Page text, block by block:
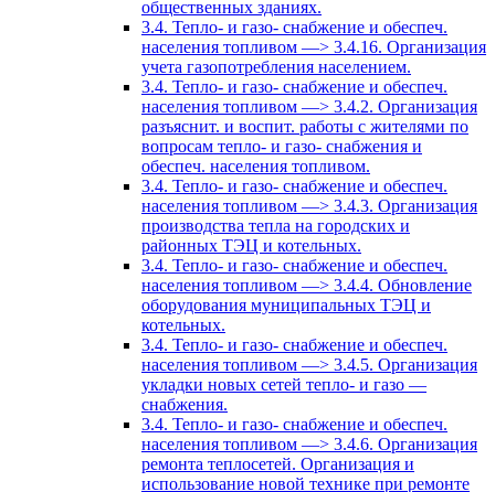
общественных зданиях.
3.4. Тепло- и газо- снабжение и обеспеч.
населения топливом —> 3.4.16. Организация
учета газопотребления населением.
3.4. Тепло- и газо- снабжение и обеспеч.
населения топливом —> 3.4.2. Организация
разъяснит. и воспит. работы с жителями по
вопросам тепло- и газо- снабжения и
обеспеч. населения топливом.
3.4. Тепло- и газо- снабжение и обеспеч.
населения топливом —> 3.4.3. Организация
производства тепла на городских и
районных ТЭЦ и котельных.
3.4. Тепло- и газо- снабжение и обеспеч.
населения топливом —> 3.4.4. Обновление
оборудования муниципальных ТЭЦ и
котельных.
3.4. Тепло- и газо- снабжение и обеспеч.
населения топливом —> 3.4.5. Организация
укладки новых сетей тепло- и газо —
снабжения.
3.4. Тепло- и газо- снабжение и обеспеч.
населения топливом —> 3.4.6. Организация
ремонта теплосетей. Организация и
использование новой технике при ремонте